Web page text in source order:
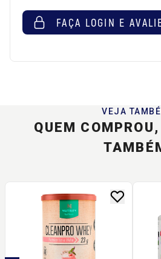
FAÇA LOGIN E
VEJA
QUEM